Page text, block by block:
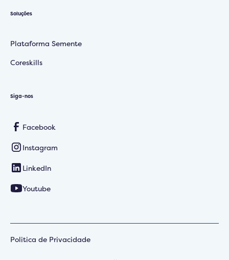
Soluções
Plataforma Semente
Coreskills
Siga-nos
Facebook
Instagram
LinkedIn
Youtube
Politica de Privacidade